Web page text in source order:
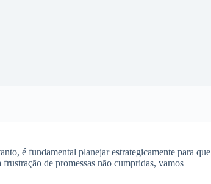
é fundamental planejar estrategicamente para que
de promessas não cumpridas, vamos